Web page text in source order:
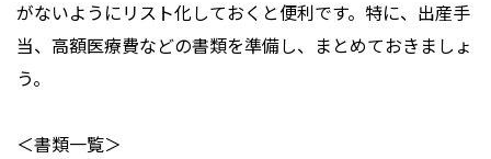
がないようにリスト化しておくと便利です。特に、出産手
当、高額医療費などの書類を準備し、まとめておきましょ
う。
＜書類一覧＞